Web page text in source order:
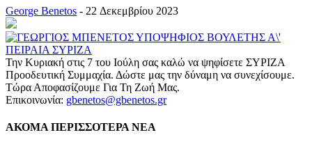
George Benetos - 22 Δεκεμβρίου 2023
Την Κυριακή στις 7 του Ιούλη σας καλώ να ψηφίσετε ΣΥΡΙΖΑ
Προοδευτική Συμμαχία. Δώστε μας την δύναμη να συνεχίσουμε.
Τώρα Αποφασίζουμε Για Τη Ζωή Μας.
Επικοινωνία: gbenetos@gbenetos.gr
ΑΚΟΜΑ ΠΕΡΙΣΣΟΤΕΡΑ ΝΕΑ